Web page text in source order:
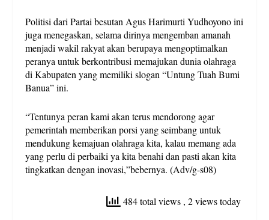
Politisi dari Partai besutan Agus Harimurti Yudhoyono ini
juga menegaskan, selama dirinya mengemban amanah
menjadi wakil rakyat akan berupaya mengoptimalkan
peranya untuk berkontribusi memajukan dunia olahraga
di Kabupaten yang memiliki slogan “Untung Tuah Bumi
Banua” ini.
“Tentunya peran kami akan terus mendorong agar
pemerintah memberikan porsi yang seimbang untuk
mendukung kemajuan olahraga kita, kalau memang ada
yang perlu di perbaiki ya kita benahi dan pasti akan kita
tingkatkan dengan inovasi,”bebernya. (Adv/g-s08)
484 total views , 2 views today